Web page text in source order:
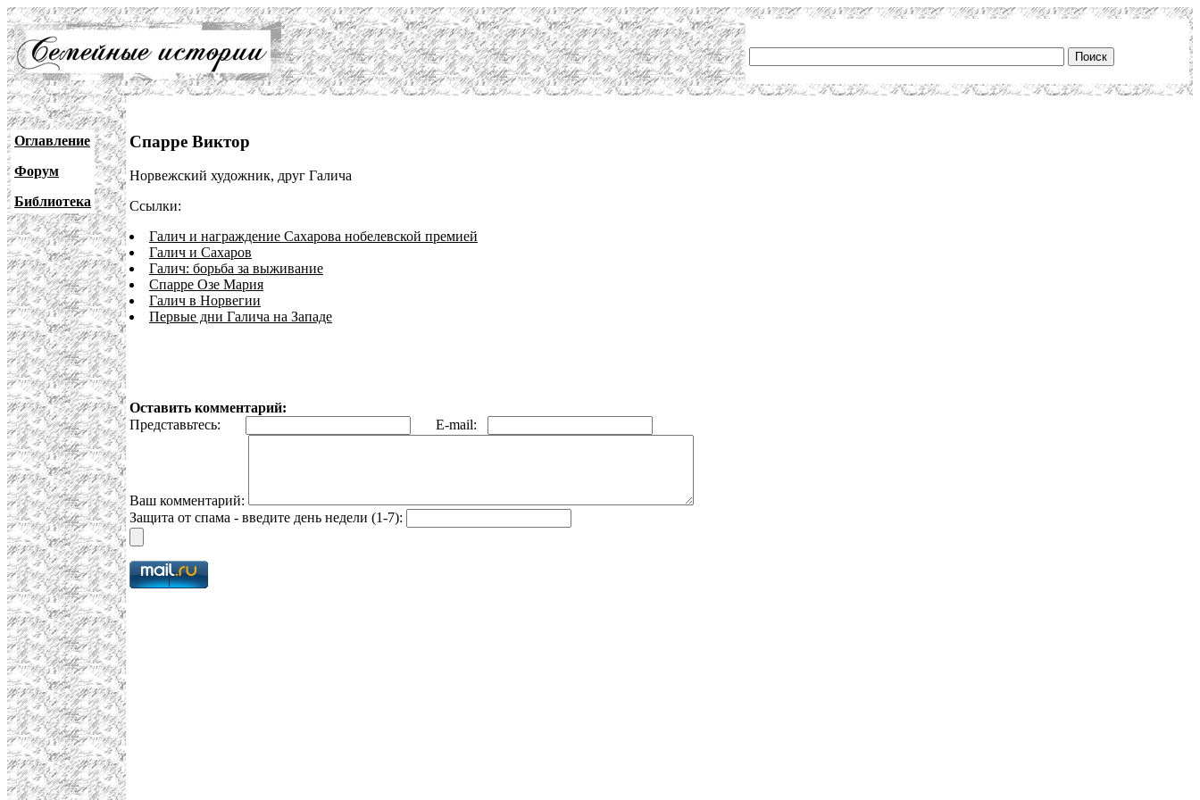
Оглавление
Форум
Библиотека
Спарре Виктор
Норвежский художник, друг Галича
Ссылки:
Галич и награждение Сахарова нобелевской премией
Галич и Сахаров
Галич: борьба за выживание
Спарре Озе Мария
Галич в Норвегии
Первые дни Галича на Западе
Оставить комментарий:
Представьтесь:
E-mail:
Ваш комментарий:
Защита от спама - введите день недели (1-7):